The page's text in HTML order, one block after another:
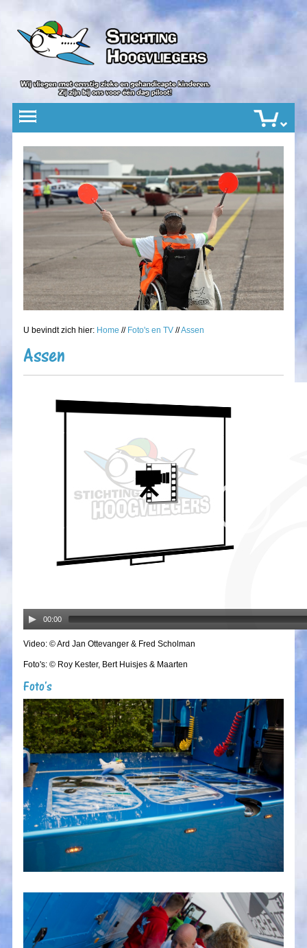
U bevindt zich hier: Home // Foto's en TV //Assen
Assen
00:00
Video: © Ard Jan Ottevanger & Fred Scholman
Foto's: © Roy Kester, Bert Huisjes & Maarten
Foto's